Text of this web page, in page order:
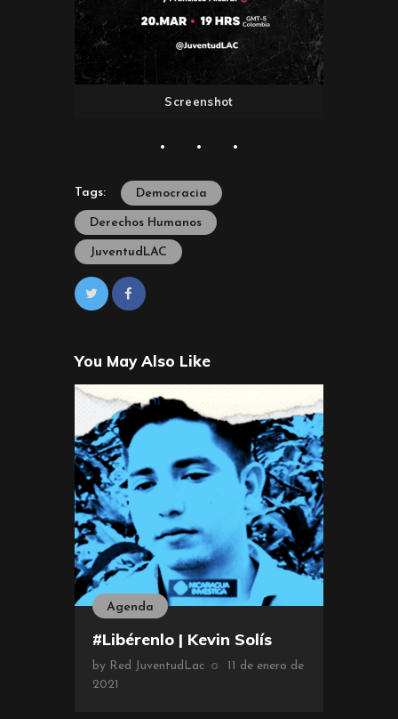
Screenshot
Tags: Democracia
Derechos Humanos
JuventudLAC
You May Also Like
Agenda
#Libérenlo | Kevin Solís
by Red JuventudLac
11 de enero de
2021